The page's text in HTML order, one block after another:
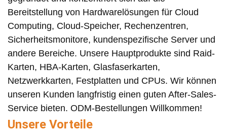
Bereitstellung von Hardwarelösungen für Cloud
Computing, Cloud-Speicher, Rechenzentren,
Sicherheitsmonitore, kundenspezifische Server und
andere Bereiche. Unsere Hauptprodukte sind Raid-
Karten, HBA-Karten, Glasfaserkarten,
Netzwerkkarten, Festplatten und CPUs. Wir können
unseren Kunden langfristig einen guten After-Sales-
Service bieten. ODM-Bestellungen Willkommen!
Unsere Vorteile